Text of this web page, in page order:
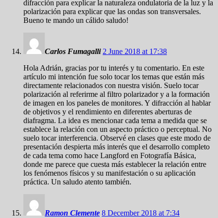
difracción para explicar la naturaleza ondulatoria de la luz y la
polarización para explicar que las ondas son transversales.
Bueno te mando un cálido saludo!
Carlos Fumagalli 2 June 2018 at 17:38
Hola Adrián, gracias por tu interés y tu comentario. En este
artículo mi intención fue solo tocar los temas que están más
directamente relacionados con nuestra visión. Suelo tocar
polarización al referirme al filtro polarizador y a la formación
de imagen en los paneles de monitores. Y difracción al hablar
de objetivos y el rendimiento en diferentes aberturas de
diafragma. La idea es mencionar cada tema a medida que se
establece la relación con un aspecto práctico o perceptual. No
suelo tocar interferencia. Observé en clases que este modo de
presentación despierta más interés que el desarrollo completo
de cada tema como hace Langford en Fotografía Básica,
donde me parece que cuesta más establecer la relación entre
los fenómenos físicos y su manifestación o su aplicación
práctica. Un saludo atento también.
Ramon Clemente 8 December 2018 at 7:34